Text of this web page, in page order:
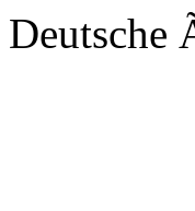
Deutsche